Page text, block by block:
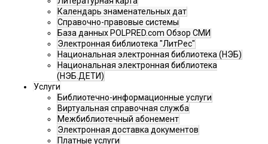
Календарь знаменательных дат
Справочно-правовые системы
База данных POLPRED.com Обзор СМИ
Электронная библиотека "ЛитРес"
Национальная электронная библиотека (НЭБ)
Национальная электронная библиотека
(НЭБ.ДЕТИ)
Услуги
Библиотечно-информационные услуги
Виртуальная справочная служба
Межбиблиотечный абонемент
Электронная доставка документов
Платные услуги